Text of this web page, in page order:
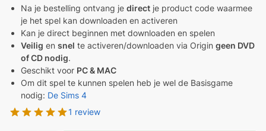
Na je bestelling ontvang je direct je product code waarmee
je het spel kan downloaden en activeren
Kan je direct beginnen met downloaden en spelen
Veilig en snel te activeren/downloaden via Origin geen DVD
of CD nodig.
Geschikt voor PC & MAC
Om dit spel te kunnen spelen heb je wel de Basisgame
nodig: De Sims 4
1 review